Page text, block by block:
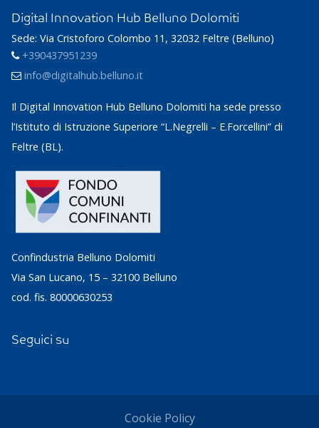
Digital Innovation Hub Belluno Dolomiti
Sede: Via Cristoforo Colombo 11, 32032 Feltre (Belluno)
+390437951239
info@digitalhub.belluno.it
Il Digital Innovation Hub Belluno Dolomiti ha sede presso
l’Istituto di Istruzione Superiore “L.Negrelli – E.Forcellini” di
Feltre (BL).
Confindustria Belluno Dolomiti
Via San Lucano, 15 – 32100 Belluno
cod. fis. 80000630253
Seguici su
Cookie Policy